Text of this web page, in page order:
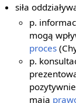
siła
p.
mogą
proces
p.
mają